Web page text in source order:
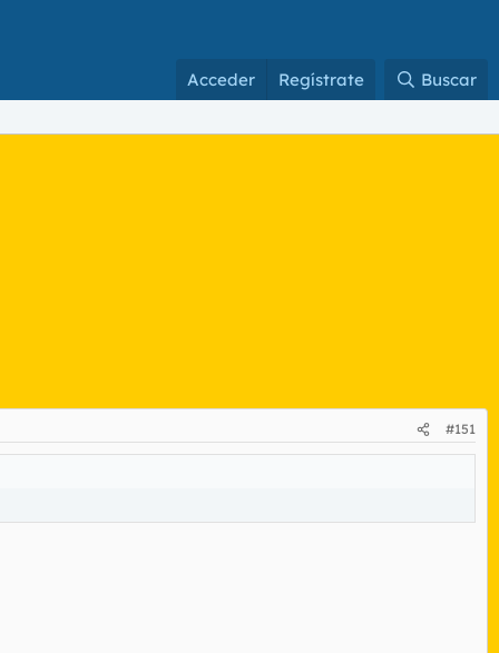
Acceder Regístrate Buscar
#151